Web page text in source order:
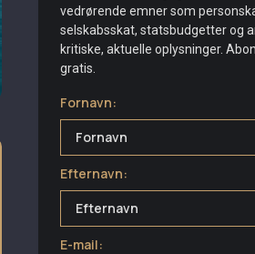
vedrørende emner som
selskabsskat, statsbudgetter og
kritiske, aktuelle oplysninger.
gratis.
Fornavn:
Efternavn:
E-mail: